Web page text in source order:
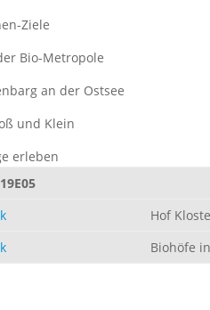
Ziele
Bio-Metropole
an der Ostsee
und Klein
erleben
Hof
Biohöfe